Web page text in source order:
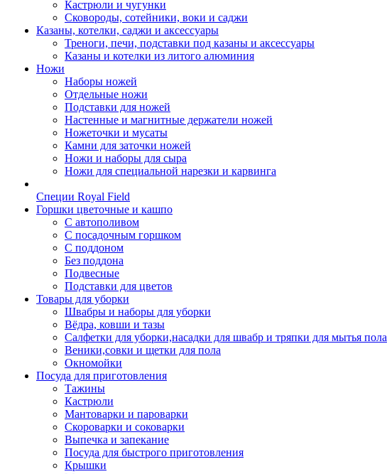
Кастрюли и чугунки
Сковороды, сотейники, воки и саджи
Казаны, котелки, саджи и аксессуары
Треноги, печи, подставки под казаны и аксессуары
Казаны и котелки из литого алюминия
Ножи
Наборы ножей
Отдельные ножи
Подставки для ножей
Настенные и магнитные держатели ножей
Ножеточки и мусаты
Камни для заточки ножей
Ножи и наборы для сыра
Ножи для специальной нарезки и карвинга
Специи Royal Field
Горшки цветочные и кашпо
С автополивом
С посадочным горшком
С поддоном
Без поддона
Подвесные
Подставки для цветов
Товары для уборки
Швабры и наборы для уборки
Вёдра, ковши и тазы
Салфетки для уборки,насадки для швабр и тряпки для мытья пола
Веники,совки и щетки для пола
Окномойки
Посуда для приготовления
Тажины
Кастрюли
Мантоварки и пароварки
Скороварки и соковарки
Выпечка и запекание
Посуда для быстрого приготовления
Крышки